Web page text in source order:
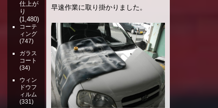
早速作業に取り掛かりました。
仕上が
り
(1,480)
コーテ
ィング
(747)
ガラス
コート
(34)
ウィン
ドウフ
ィルム
(331)